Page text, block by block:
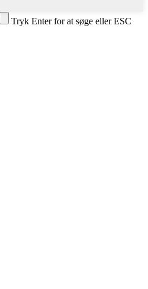
Tryk Enter for at søge eller ESC